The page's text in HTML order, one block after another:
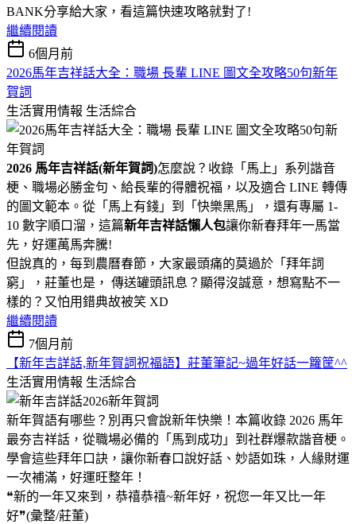
BANK分享給大家，看這篇快速攻略就對了!
繼續閱讀
6個月前
2026馬年吉祥話大全：職場 長輩 LINE 圖文全攻略50句新年
賀詞
生活實用情報 生活綜合
2026 馬年吉祥話(新年賀詞)怎麼說？收錄「馬上」系列諧音
梗、職場必勝金句、給長輩的得體祝福，以及適合 LINE 轉傳
的圖文範本。從「馬上有錢」到「快樂黑馬」，還有專屬 1-
10 數字順口溜，這篇新年吉祥話懶人包讓你新春拜年一馬當
先，好運萬馬奔騰!
但說真的，每到農曆春節，大家最頭痛的莫過於「拜年詞
窮」，莊董也是， 傳送罐頭訊息？顯得沒誠意，想寫點不一
樣的？又怕用錯典故被笑 XD
繼續閱讀
7個月前
【新年吉詳話,新年賀詞祝福語】莊董筆記~過年好話一籮筐^^
生活實用情報 生活綜合
新年賀語有哪些？別再只會說新年快樂！本篇收錄 2026 馬年
最夯吉祥話，從職場必備的「馬到成功」到社群爆款諧音梗。
學會這些拜年口訣，讓你新春口說好話、妙語如珠，人緣財運
一次補滿，好運旺整年！
❝新的一年又來到，恭禧恭禧~新年好，祝您一年又比一年
好❞(彙整/莊董)